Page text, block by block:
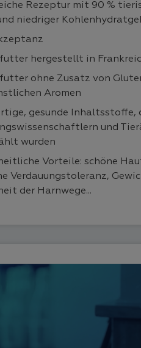
Rezeptur mit 90 %
niedriger
hergestellt in
ohne Zusatz von
Aromen
gesunde Inhaltsstoffe,
und
wurden
Vorteile: schöne
Verdauungstoleranz,
der Harnwege...